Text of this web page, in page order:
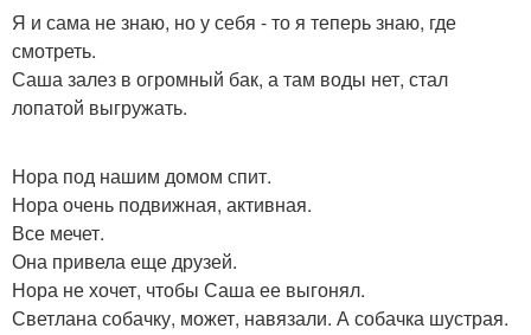
Я и сама не знаю, но у себя - то я теперь знаю, где
смотреть.
Саша залез в огромный бак, а там воды нет, стал
лопатой выгружать.
Нора под нашим домом спит.
Нора очень подвижная, активная.
Все мечет.
Она привела еще друзей.
Нора не хочет, чтобы Саша ее выгонял.
Светлана собачку, может, навязали. А собачка шустрая.